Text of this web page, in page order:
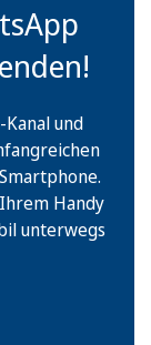
und
Handy
unterwegs